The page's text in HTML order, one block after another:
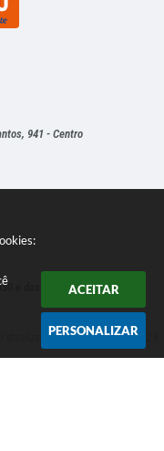
ACEITAR
PERSONALIZAR
941 - Centro
e das 13h às 16h
atualizado em:05/08/2026 16:26